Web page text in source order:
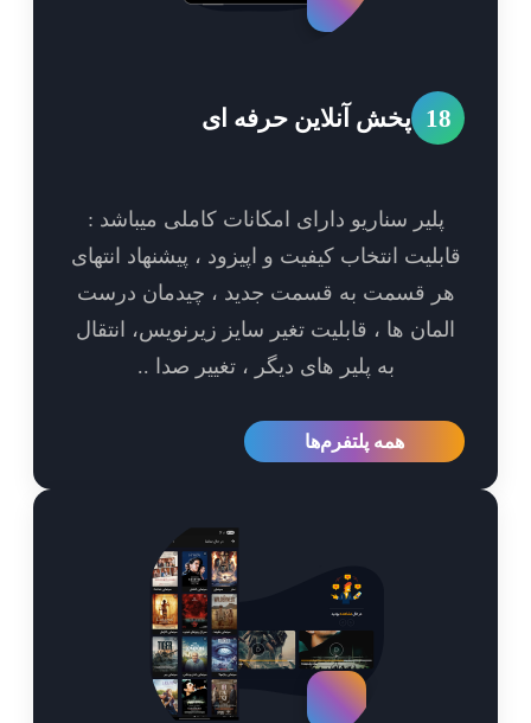
پخش آنلاین حرفه ای
پلیر سناریو دارای امکانات کاملی میباشد :
انتخاب کیفیت و اپیزود ، پیشنهاد انتهای
قسمت به قسمت جدید ، چیدمان درست
ها ، قابلیت تغیر سایز زیرنویس، انتقال
به پلیر های دیگر ، تغییر صدا ..
همه پلتفرم‌ها